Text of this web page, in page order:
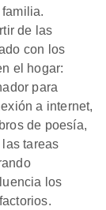
de las
con los
el hogar:
para
a internet,
de poesía,
tareas
los